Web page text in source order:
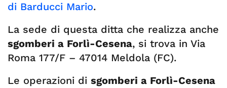
di Barducci Mario.
La sede di questa ditta che realizza anche
sgomberi a Forlì-Cesena, si trova in Via
Roma 177/F – 47014 Meldola (FC).
Le operazioni di sgomberi a Forlì-Cesena